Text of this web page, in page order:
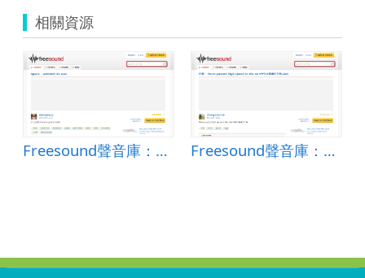
相關資源
Freesound聲音庫：ambient 31.wav Freesound聲音庫：Truck passed high speed in the rain卡车过高速桥下雨.wav